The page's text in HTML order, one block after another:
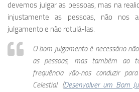
devemos julgar as pessoas, mas na
injustamente as pessoas, não nos
julgamento e não rotulá-las.
O bom julgamento é necessário
as pessoas, mas também ao
frequência vão-nos conduzir
Celestial. (Desenvolver um Bom